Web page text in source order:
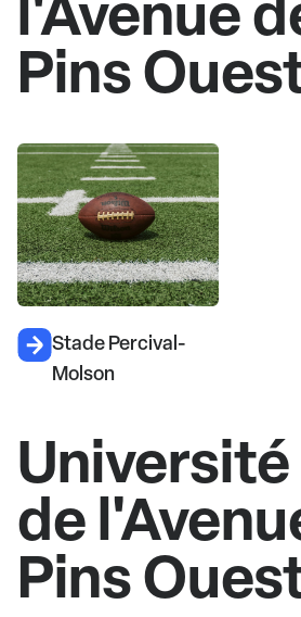
Pins
Stade Percival-
Molson
de
Pins